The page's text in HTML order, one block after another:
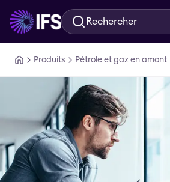
Aller au contenu principal
Rechercher
Produits Pétrole et gaz en amont